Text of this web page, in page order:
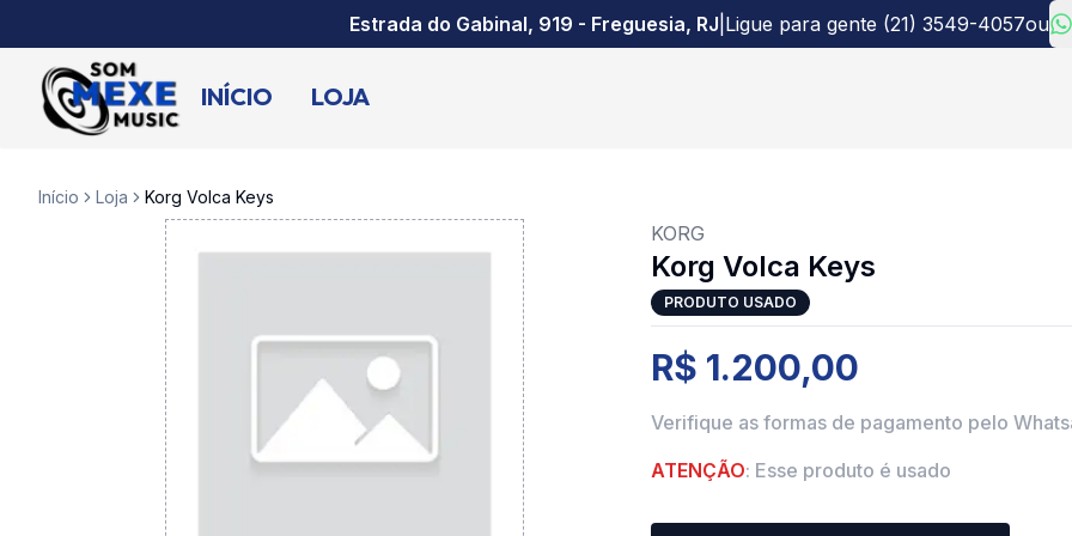
Estrada do Gabinal, 919 - Freguesia, RJ Ligue para gente (21) 3549-4057ou
INÍCIO LOJA
Início Loja Korg Volca Keys
KORG
Korg Volca Keys
PRODUTO USADO
R$ 1.200,00
Verifique as formas de pagamento pelo
ATENÇÃO: Esse produto é usado